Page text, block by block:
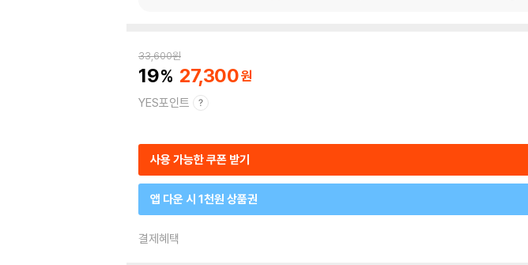
33,600원
19 27,300
YES포인트
사용 가능한 쿠폰 받기
앱 다운 시 1천원 상품권
결제혜택